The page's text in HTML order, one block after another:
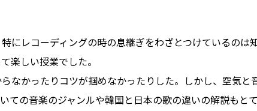
にレコーディングの時の息継ぎをわざとつけているのは
楽しい授業でした。
なかったりコツが掴めなかったりした。しかし、空気と
の音楽のジャンルや韓国と日本の歌の違いの解説もと